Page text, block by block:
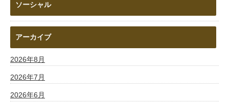
ソーシャル
アーカイブ
2026年8月
2026年7月
2026年6月